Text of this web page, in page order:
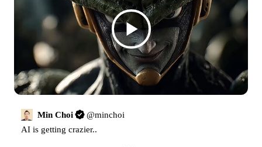
Min Choi @minchoi
AI is getting crazier..